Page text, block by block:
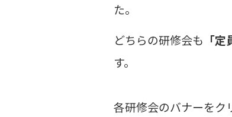
た。
どちらの研修会も 「定
す。
各研修会のバナーをク